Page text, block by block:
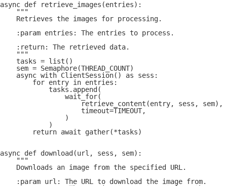
async def retrieve_images(entries):
"""
Retrieves the images for processing.
:param entries: The entries to process.
:return: The retrieved data.
"""
tasks = list()
sem = Semaphore(THREAD_COUNT)
async with ClientSession() as sess:
for entry in entries:
tasks.append(
wait_for(
retrieve_content(entry, sess, sem),
timeout=TIMEOUT,
)
)
return await gather(*tasks)
async def download(url, sess, sem):
"""
Downloads an image from the specified URL.
:param url: The URL to download the image from.